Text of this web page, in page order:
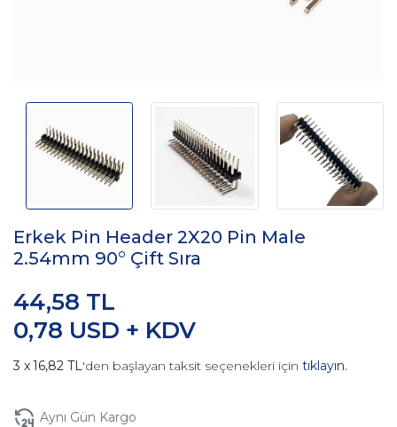
Erkek Pin Header 2X20 Pin Male
2.54mm 90° Çift Sıra
0,78 USD + KDV
44,58 TL
16,82 TL'den başlayan taksit seçenekleri için tıklayın.
Aynı Gün Kargo